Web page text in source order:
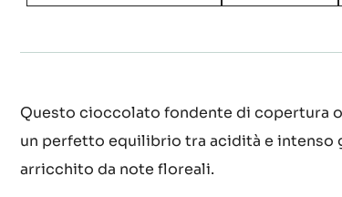
Questo cioccolato fondente di copertura
un perfetto equilibrio tra acidità e intenso
arricchito da note floreali.